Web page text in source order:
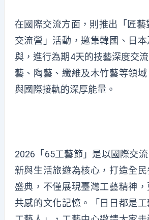
在國際交流方面，則推出「匠藝
交流營」活動，邀集韓國、日
與，進行為期4天的技藝深度交
藝、陶藝、纖維及木竹藝等領
與國際接軌的深厚能量。
2026「65工藝節」是以國際交
新與生活旅遊為核心，打造全
盛典，不僅展現臺灣工藝精神
共感的文化記憶。「日日都是